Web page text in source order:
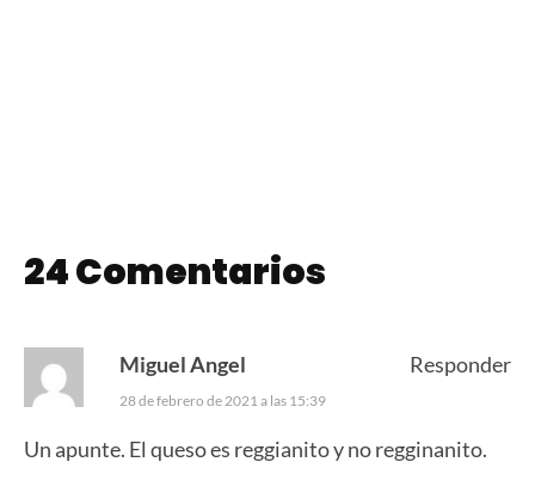
24 Comentarios
Miguel Angel
28 de febrero de 2021 a las 15:39
Un apunte. El queso es reggianito y no regginanito.
Responder